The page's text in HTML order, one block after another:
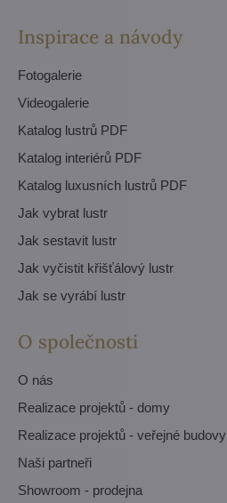
Inspirace a návody
Fotogalerie
Videogalerie
Katalog lustrů PDF
Katalog interiérů PDF
Katalog luxusních lustrů PDF
Jak vybrat lustr
Jak sestavit lustr
Jak vyčistit křišťálový lustr
Jak se vyrábí lustr
O společnosti
O nás
Realizace projektů - domy
Realizace projektů - veřejné budovy
Naši partneři
Showroom - prodejna